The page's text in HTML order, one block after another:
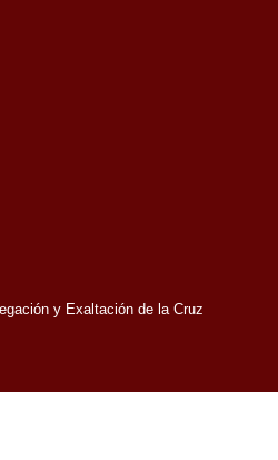
y Exaltación de la Cruz